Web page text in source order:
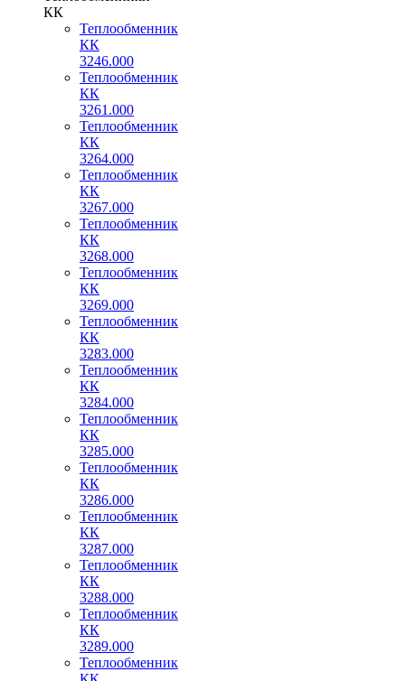
КК
Теплообменник
КК
3246.000
Теплообменник
КК
3261.000
Теплообменник
КК
3264.000
Теплообменник
КК
3267.000
Теплообменник
КК
3268.000
Теплообменник
КК
3269.000
Теплообменник
КК
3283.000
Теплообменник
КК
3284.000
Теплообменник
КК
3285.000
Теплообменник
КК
3286.000
Теплообменник
КК
3287.000
Теплообменник
КК
3288.000
Теплообменник
КК
3289.000
Теплообменник